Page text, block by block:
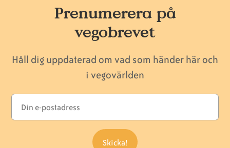
Prenumerera på
vegobrevet
Håll dig uppdaterad om vad som händer här och
i vegovärlden